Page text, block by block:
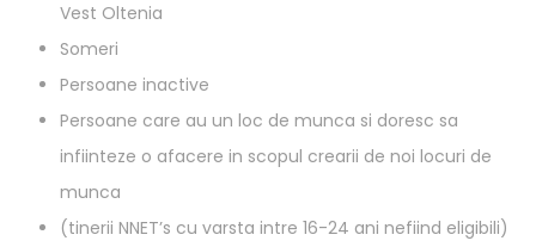
Vest Oltenia
Someri
Persoane inactive
Persoane care au un loc de munca si doresc sa
infiinteze o afacere in scopul crearii de noi locuri de
munca
(tinerii NNET’s cu varsta intre 16-24 ani nefiind eligibili)